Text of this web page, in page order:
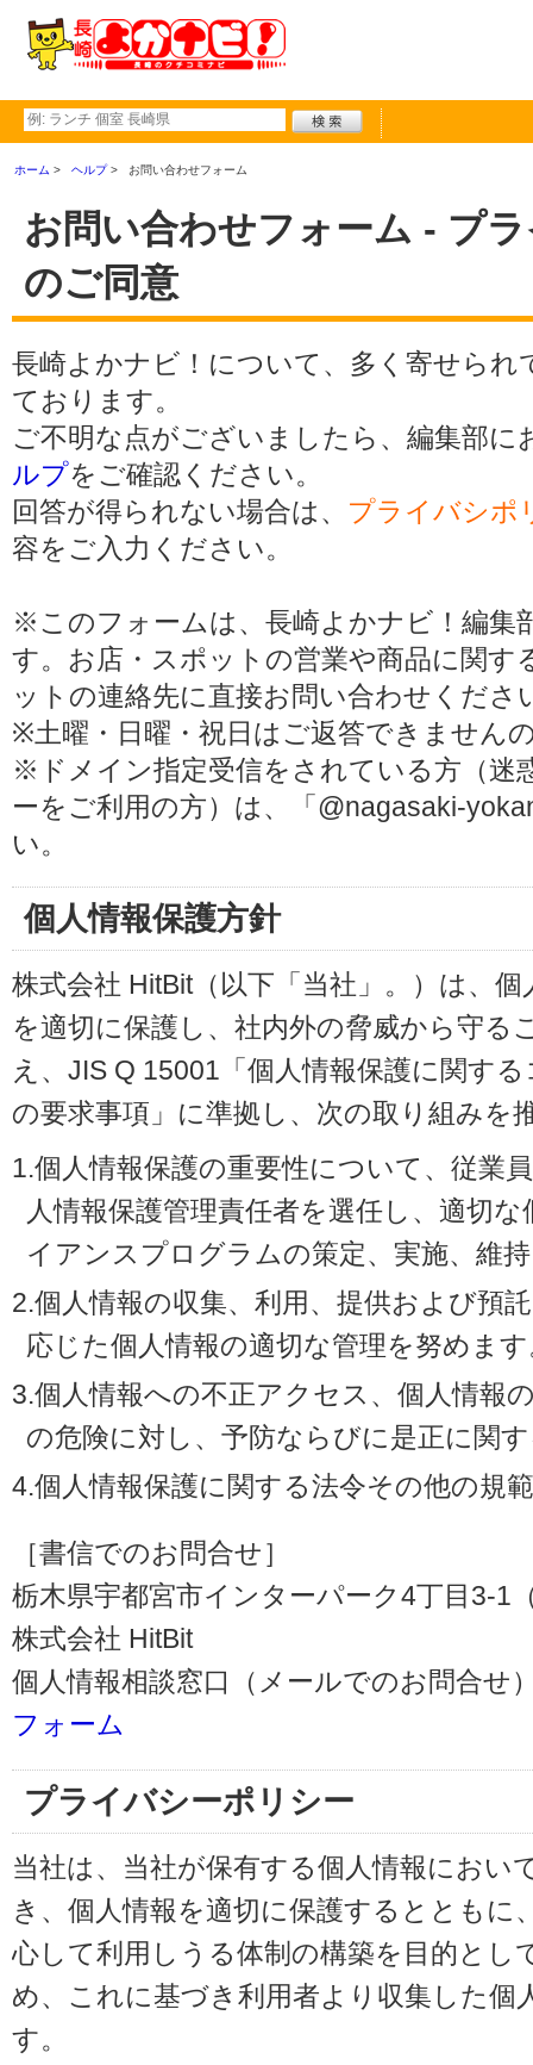
ホーム ヘルプ お問い合わせフォーム
お問い合わせフォーム - プ
のご同意
長崎よかナビ！について、多く寄せられ
ております。
ご不明な点がございましたら、編集部
ルプをご確認ください。
回答が得られない場合は、 プライバシポ
容をご入力ください。
※このフォームは、長崎よかナビ！編集
す。お店・スポットの営業や商品に関す
ットの連絡先に直接お問い合わせくださ
※土曜・日曜・祝日はご返答できません
※ドメイン指定受信をされている方（迷
ーをご利用の方）は、「@nagasaki-
い。
個人情報保護方針
株式会社 HitBit（以下「当社」。）は、
を適切に保護し、社内外の脅威から守る
え、JIS Q 15001「個人情報保護に関す
の要求事項」に準拠し、次の取り組みを
1.個人情報保護の重要性について、従業
人情報保護管理責任者を選任し、適切
イアンスプログラムの策定、実施、維
2.個人情報の収集、利用、提供および預
応じた個人情報の適切な管理を努めま
3.個人情報への不正アクセス、個人情報
の危険に対し、予防ならびに是正に関
4.個人情報保護に関する法令その他の規
［書信でのお問合せ］
栃木県宇都宮市インターパーク4丁目3-1
株式会社 HitBit
個人情報相談窓口（メールでのお問合せ
フォーム
プライバシーポリシー
当社は、当社が保有する個人情報におい
き、個人情報を適切に保護するとともに
心して利用しうる体制の構築を目的とし
め、これに基づき利用者より収集した個
す。